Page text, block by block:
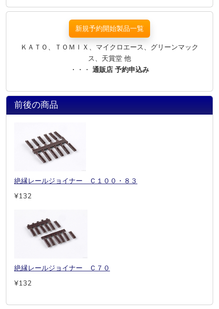
新規予約開始製品一覧
ＫＡＴＯ、ＴＯＭＩＸ、マイクロエース、グリーンマック
ス、天賞堂 他
・・・ 通販店 予約申込み
前後の商品
絶縁レールジョイナー Ｃ１００・８３
¥132
絶縁レールジョイナー Ｃ７０
¥132